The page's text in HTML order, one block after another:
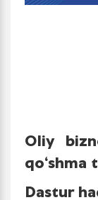
Oliy
Dastur